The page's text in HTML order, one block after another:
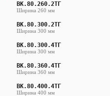
ВК.80.260.2ТГ
Ширина 260 мм
ВК.80.300.2ТГ
Ширина 300 мм
ВК.80.300.4ТГ
Ширина 300 мм
ВК.80.360.4ТГ
Ширина 360 мм
ВК.80.400.4ТГ
Ширина 400 мм